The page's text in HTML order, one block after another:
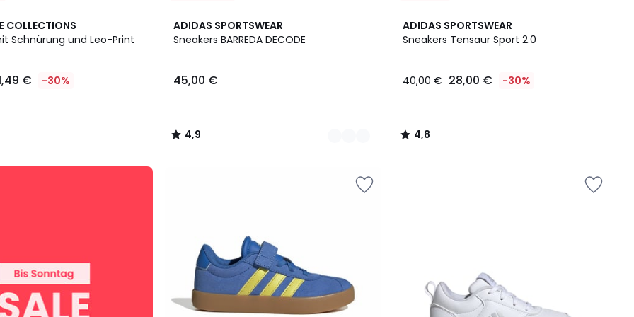
COLLECTIONS
Schnürung und Leo-Print
€ -30%
ADIDAS SPORTSWEAR
Sneakers BARREDA DECODE
45,00 €
4,9
/ 5
2
Farben
4,9
/
ADIDAS SPORTSWEAR
Sneakers Tensaur Sport 2.0
40,00 € 28,00 € -30%
4,8
/ 5
4,8
/